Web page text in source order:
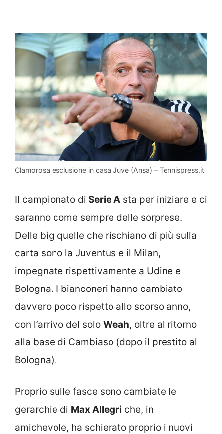
Clamorosa esclusione in casa Juve (Ansa) – Tennispress.it
Il campionato di Serie A sta per iniziare e ci
saranno come sempre delle sorprese.
Delle big quelle che rischiano di più sulla
carta sono la Juventus e il Milan,
impegnate rispettivamente a Udine e
Bologna. I bianconeri hanno cambiato
davvero poco rispetto allo scorso anno,
con l’arrivo del solo Weah, oltre al ritorno
alla base di Cambiaso (dopo il prestito al
Bologna).
Proprio sulle fasce sono cambiate le
gerarchie di Max Allegri che, in
amichevole, ha schierato proprio i nuovi